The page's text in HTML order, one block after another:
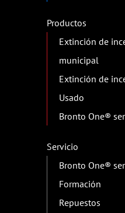
Productos
Extinción de
municipal
Extinción de
Usado
Bronto One®
Servicio
Bronto One®
Formación
Repuestos